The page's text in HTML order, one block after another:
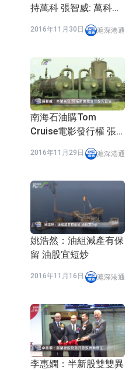
持萬科 張智威: 萬科
2016年11月30日 滬深港通
南海石油購Tom
Cruise電影發行權 張
2016年11月29日 滬深港通
姚浩然：油組減產有保
留 油股宜短炒
2016年11月16日 滬深港通
李惠嫻：半新股雙雙異